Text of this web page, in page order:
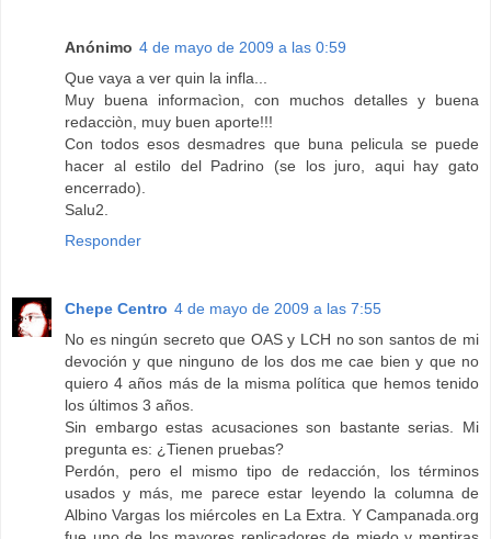
Anónimo 4 de mayo de 2009 a las 0:59
Que vaya a ver quin la infla...
Muy buena informacìon, con muchos detalles y buena
redacciòn, muy buen aporte!!!
Con todos esos desmadres que buna pelicula se puede
hacer al estilo del Padrino (se los juro, aqui hay gato
encerrado).
Salu2.
Responder
Chepe Centro 4 de mayo de 2009 a las 7:55
No es ningún secreto que OAS y LCH no son santos de mi
devoción y que ninguno de los dos me cae bien y que no
quiero 4 años más de la misma política que hemos tenido
los últimos 3 años.
Sin embargo estas acusaciones son bastante serias. Mi
pregunta es: ¿Tienen pruebas?
Perdón, pero el mismo tipo de redacción, los términos
usados y más, me parece estar leyendo la columna de
Albino Vargas los miércoles en La Extra. Y Campanada.org